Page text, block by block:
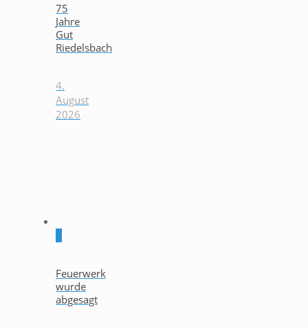
75
Jahre
Gut
Riedelsbach
4.
August
2026
Feuerwerk
wurde
abgesagt